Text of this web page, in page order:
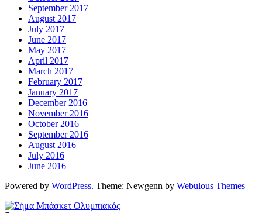
September 2017
August 2017
July 2017
June 2017
May 2017
April 2017
March 2017
February 2017
January 2017
December 2016
November 2016
October 2016
September 2016
August 2016
July 2016
June 2016
Powered by WordPress. Theme: Newgenn by Webulous Themes